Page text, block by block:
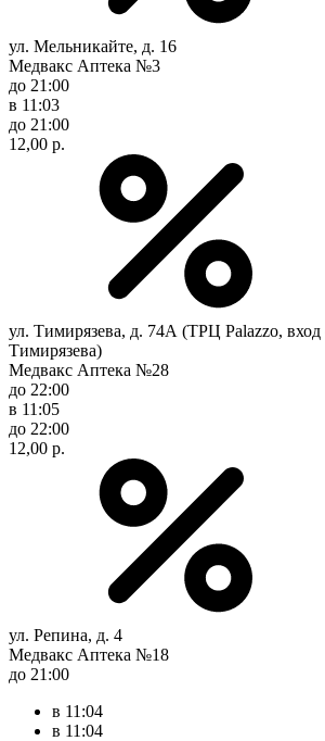
ул. Мельникайте, д. 16
Медвакс Аптека №3
до 21:00
в 11:03
до 21:00
12,00 р.
ул. Тимирязева, д. 74А (ТРЦ Palazzo, вход
Тимирязева)
Медвакс Аптека №28
до 22:00
в 11:05
до 22:00
12,00 р.
ул. Репина, д. 4
Медвакс Аптека №18
до 21:00
в 11:04
в 11:04